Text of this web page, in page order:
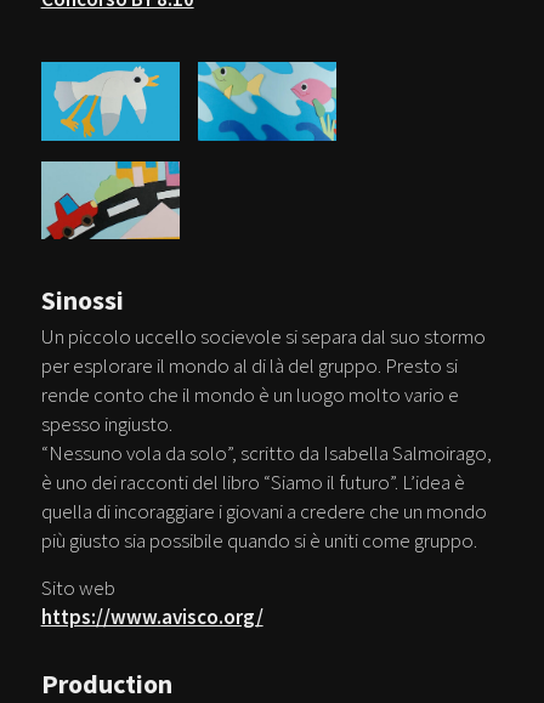
Sinossi
Un piccolo uccello socievole si separa dal suo stormo
per esplorare il mondo al di là del gruppo. Presto si
rende conto che il mondo è un luogo molto vario e
spesso ingiusto.
“Nessuno vola da solo”, scritto da Isabella Salmoirago,
è uno dei racconti del libro “Siamo il futuro”. L’idea è
quella di incoraggiare i giovani a credere che un mondo
più giusto sia possibile quando si è uniti come gruppo.
Sito web
https://www.avisco.org/
Production